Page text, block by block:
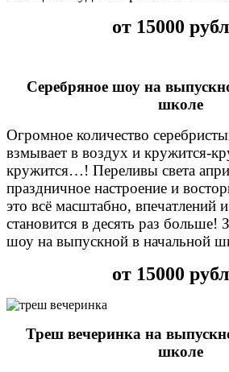
от 15000
Серебряное шоу на
школе
Огромное количество
взмывает в воздух и кружится-
кружится…! Переливы света
праздничное настроение и
это всё масштабно, впечатлений
становится в десять раз больше!
шоу на выпускной в начальной
от 15000
Треш вечеринка на
школе